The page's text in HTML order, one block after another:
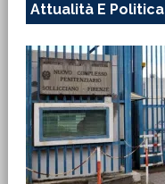
Attualità E Politica